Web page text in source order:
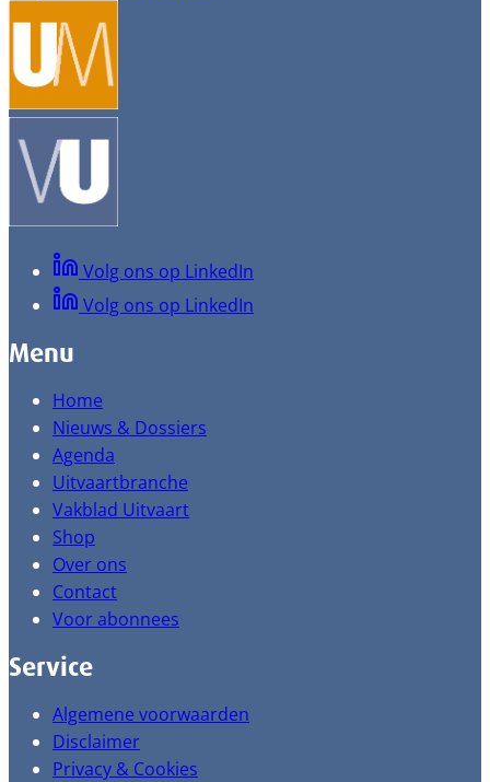
Volg ons op LinkedIn
Volg ons op LinkedIn
Menu
Home
Nieuws & Dossiers
Agenda
Uitvaartbranche
Vakblad Uitvaart
Shop
Over ons
Contact
Voor abonnees
Service
Algemene voorwaarden
Disclaimer
Privacy & Cookies